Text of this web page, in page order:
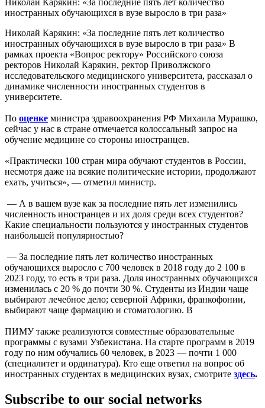
Николай Карякин: «За последние пять лет количество
иностранных обучающихся в вузе выросло в три раза»
Николай Карякин: «За последние пять лет количество
иностранных обучающихся в вузе выросло в три раза» В
рамках проекта «Вопрос ректору» Российского союза
ректоров Николай Карякин, ректор Приволжского
исследовательского медицинского университета, рассказал о
динамике численности иностранных студентов в
университете.
По оценке министра здравоохранения РФ Михаила Мурашко,
сейчас у нас в стране отмечается колоссальный запрос на
обучение медицине со стороны иностранцев.
«Практически 100 стран мира обучают студентов в России,
несмотря даже на всякие политические истории, продолжают
ехать, учиться», — отметил министр.
— А в вашем вузе как за последние пять лет изменились
численность иностранцев и их доля среди всех студентов?
Какие специальности пользуются у иностранных студентов
наибольшей популярностью?
— За последние пять лет количество иностранных
обучающихся выросло с 700 человек в 2018 году до 2 100 в
2023 году, то есть в три раза. Доля иностранных обучающихся
изменилась с 20 % до почти 30 %. Студенты из Индии чаще
выбирают лечебное дело; северной Африки, франкофонии,
выбирают чаще фармацию и стоматологию. В
ПИМУ также реализуются совместные образовательные
программы с вузами Узбекистана. На старте программ в 2019
году по ним обучались 60 человек, в 2023 — почти 1 000
(специалитет и ординатура). Кто еще ответил на вопрос об
иностранных студентах в медицинских вузах, смотрите здесь.
Subscribe to our social networks